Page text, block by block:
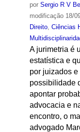
por Sergio R V
modificação18/
Direito, Ciências
A jurimetria é
estatística e
por juizados
possibilidade
apontar
advocacia e
encontro, o
advogado